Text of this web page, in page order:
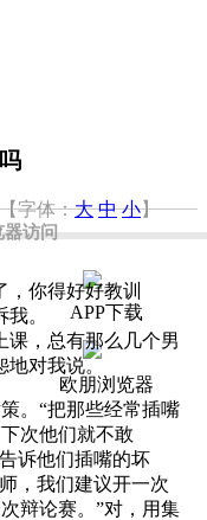
访问
APP下载
欧朋浏览器
【字体：大 中 小】
你得好好教训
。
，总有那么几个男
地对我说。
。“把那些经常插嘴
次他们就不敢
诉他们插嘴的坏
，我们建议开一次
辩论赛。”对，用集